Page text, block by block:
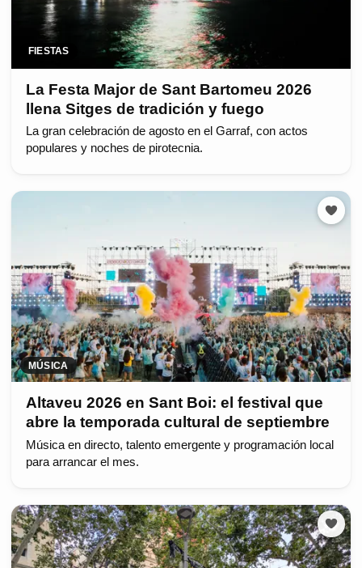
FIESTAS
La Festa Major de Sant Bartomeu 2026
llena Sitges de tradición y fuego
La gran celebración de agosto en el Garraf, con actos
populares y noches de pirotecnia.
MÚSICA
Altaveu 2026 en Sant Boi: el festival que
abre la temporada cultural de septiembre
Música en directo, talento emergente y programación local
para arrancar el mes.